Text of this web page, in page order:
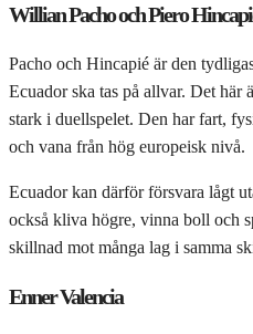
Willian Pacho och Piero
Pacho och Hincapié är den
Ecuador ska tas på allvar. Det här
stark i duellspelet. Den har fart,
och vana från hög europeisk nivå.
Ecuador kan därför försvara lågt
också kliva högre, vinna boll och
skillnad mot många lag i samma
Enner Valencia